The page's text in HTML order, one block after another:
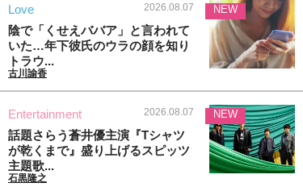
Love 2026.08.07
陰で「くせえババア」と言われて
いた…年下彼氏のウラの顔を知り
トラウ...
古川諭香
NEW
Entertainment 2026.08.07
話題さらう蒼井優主演『Tシャツ
が乾くまで』盛り上げるスピッツ
主題歌...
石黒隆之
NEW